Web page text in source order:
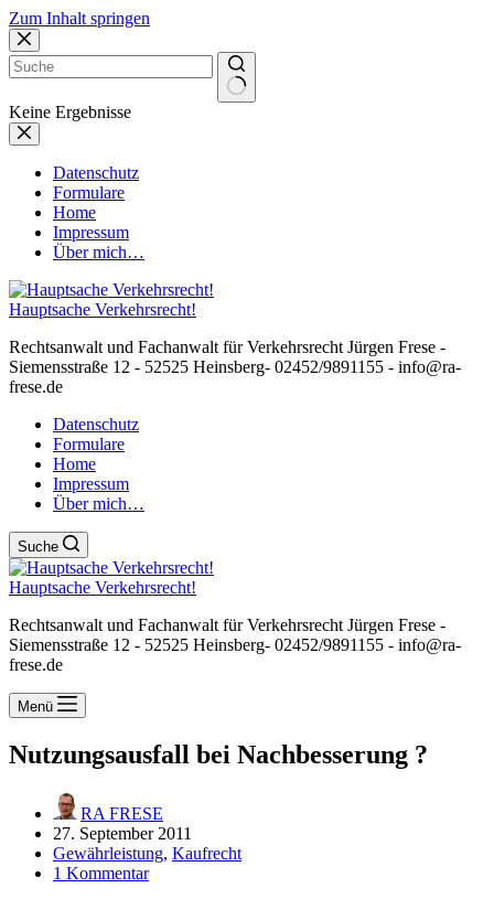
Zum Inhalt springen
Keine Ergebnisse
Datenschutz
Formulare
Home
Impressum
Über mich…
Hauptsache Verkehrsrecht!
Rechtsanwalt und Fachanwalt für Verkehrsrecht Jürgen Frese -
Siemensstraße 12 - 52525 Heinsberg- 02452/9891155 - info@ra-
frese.de
Datenschutz
Formulare
Home
Impressum
Über mich…
Suche
Hauptsache Verkehrsrecht!
Rechtsanwalt und Fachanwalt für Verkehrsrecht Jürgen Frese -
Siemensstraße 12 - 52525 Heinsberg- 02452/9891155 - info@ra-
frese.de
Menü
Nutzungsausfall bei Nachbesserung ?
RA FRESE
27. September 2011
Gewährleistung, Kaufrecht
1 Kommentar